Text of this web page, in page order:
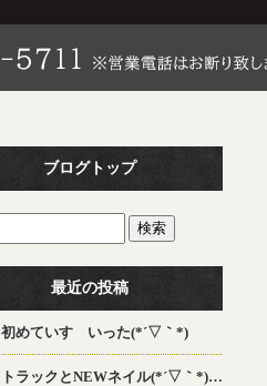
ブログトップ
最近の投稿
初めていすゞいった(*´▽｀*)
トラックとNEWネイル(*´▽｀*)（笑）